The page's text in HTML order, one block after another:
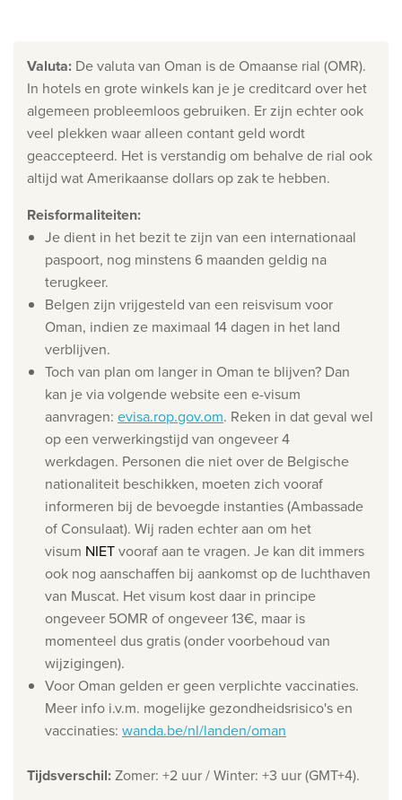
IKYK Malta
Dhigali Resort Maldives
SALT of Palmar Mauritius
Bekijk alle promoties
Over Travelworld
Wie zijn wij
Waarom Travelworld
Onze bestemmingen
Contacteer ons
Onze reiskantoren
Nuttige links
Vacatures
Voorwaarden
©2026, Travelworld
Valuta: De valuta van Oman is de Omaanse rial (OMR).
In hotels en grote winkels kan je je creditcard over het
algemeen probleemloos gebruiken. Er zijn echter ook
veel plekken waar alleen contant geld wordt
geaccepteerd. Het is verstandig om behalve de rial ook
altijd wat Amerikaanse dollars op zak te hebben.
Reisformaliteiten:
Je dient in het bezit te zijn van een internationaal
paspoort, nog minstens 6 maanden geldig na
terugkeer.
Belgen zijn vrijgesteld van een reisvisum voor
Oman, indien ze maximaal 14 dagen in het land
verblijven.
Toch van plan om langer in Oman te blijven? Dan
kan je via volgende website een e-visum
aanvragen: evisa.rop.gov.om. Reken in dat geval wel
op een verwerkingstijd van ongeveer 4
werkdagen. Personen die niet over de Belgische
nationaliteit beschikken, moeten zich vooraf
informeren bij de bevoegde instanties (Ambassade
of Consulaat). Wij raden echter aan om het
visum NIETvooraf aan te vragen. Je kan dit immers
ook nog aanschaffen bij aankomst op de luchthaven
van Muscat. Het visum kost daar in principe
ongeveer 5OMR of ongeveer 13€, maar is
momenteel dus gratis (onder voorbehoud van
wijzigingen).
Voor Oman gelden er geen verplichte vaccinaties.
Meer info i.v.m. mogelijke gezondheidsrisico's en
vaccinaties: wanda.be/nl/landen/oman
Tijdsverschil:Zomer: +2 uur / Winter: +3 uur (GMT+4).